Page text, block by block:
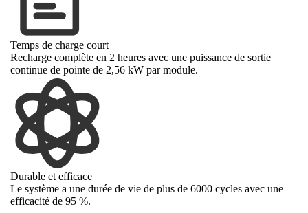
Temps de charge court
Recharge complète en 2 heures avec une puissance de sortie
continue de pointe de 2,56 kW par module.
Durable et efficace
Le système a une durée de vie de plus de 6000 cycles avec une
efficacité de 95 %.